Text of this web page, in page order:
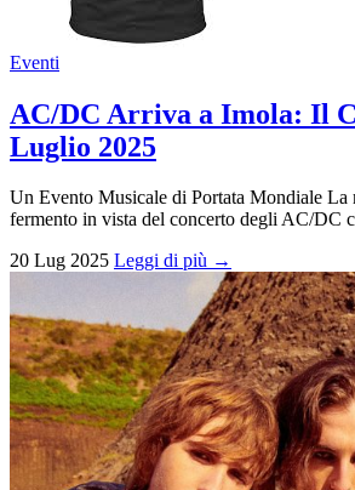
Eventi
AC/DC Arriva a Imola: Il
Luglio 2025
Un Evento Musicale di Portata Mondiale La
fermento in vista del concerto degli AC/DC
20 Lug 2025 Leggi di più →